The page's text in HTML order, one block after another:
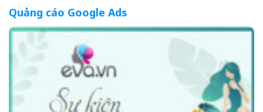
Quảng cáo Google Ads